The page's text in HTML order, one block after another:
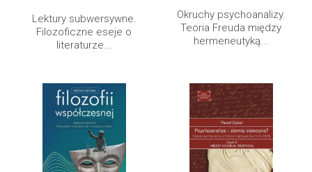
Lektury subwersywne.
Filozoficzne eseje o
literaturze...
Okruchy psychoanalizy.
Teoria Freuda między
hermeneutyką...